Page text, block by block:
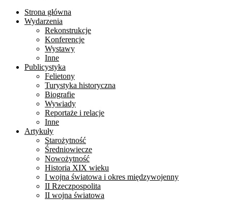
Strona główna
Wydarzenia
Rekonstrukcje
Konferencje
Wystawy
Inne
Publicystyka
Felietony
Turystyka historyczna
Biografie
Wywiady
Reportaże i relacje
Inne
Artykuły
Starożytność
Średniowiecze
Nowożytność
Historia XIX wieku
I wojna światowa i okres międzywojenny
II Rzeczpospolita
II wojna światowa